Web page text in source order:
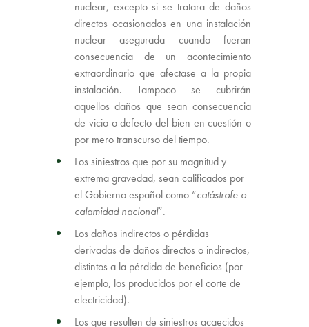
nuclear, excepto si se tratara de daños
directos ocasionados en una instalación
nuclear asegurada cuando fueran
consecuencia de un acontecimiento
extraordinario que afectase a la propia
instalación. Tampoco se cubrirán
aquellos daños que sean consecuencia
de vicio o defecto del bien en cuestión o
por mero transcurso del tiempo.
Los siniestros que por su magnitud y
extrema gravedad, sean calificados por
el Gobierno español como “catástrofe o
calamidad nacional”.
Los daños indirectos o pérdidas
derivadas de daños directos o indirectos,
distintos a la pérdida de beneficios (por
ejemplo, los producidos por el corte de
electricidad).
Los que resulten de siniestros acaecidos